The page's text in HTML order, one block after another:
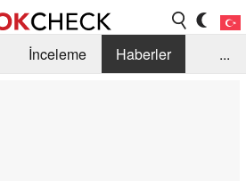
İnceleme
Haberler
...